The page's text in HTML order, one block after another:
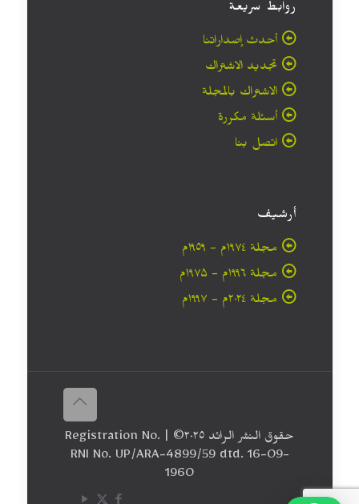
روابط سريعة
أحدث إصداراتنا
تجديد الاشتراك
الاشتراك بالمجلة
أسئلة مكررة
اتصل بنا
أرشيف
مجلة ۱۹۷٤م - ١٩٥٩م
مجلة ۱۹۹٦م - ۱۹۷۵م
مجلة ۲۰۲٤م - ۱۹۹۷م
حقوق النشر الرائد ٢٠۲٥© | Registration No.
RNI No. UP/ARA-4899/59 dtd. 16-09-
1960